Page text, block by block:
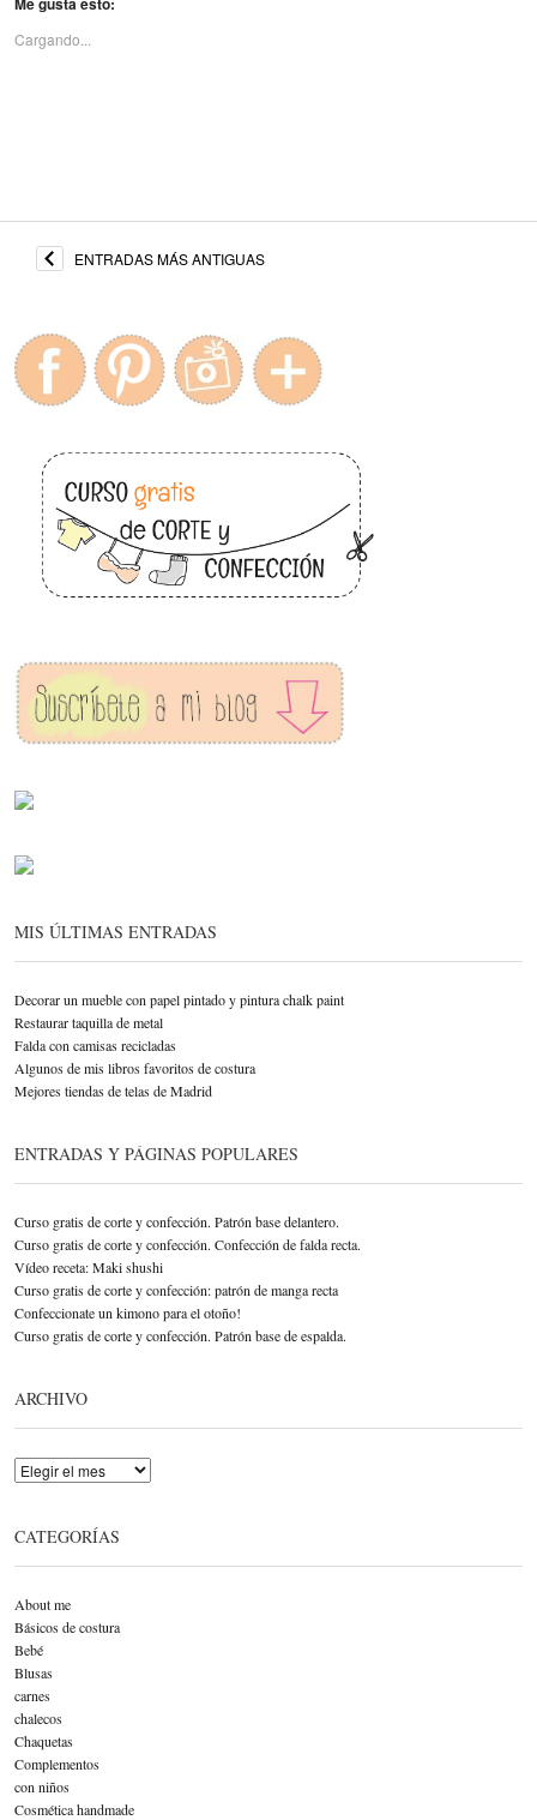
Cargando...
ENTRADAS MÁS ANTIGUAS
MIS ÚLTIMAS ENTRADAS
Decorar un mueble con papel pintado y pintura chalk paint
Restaurar taquilla de metal
Falda con camisas recicladas
Algunos de mis libros favoritos de costura
Mejores tiendas de telas de Madrid
ENTRADAS Y PÁGINAS POPULARES
Curso gratis de corte y confección. Patrón base delantero.
Curso gratis de corte y confección. Confección de falda recta.
Vídeo receta: Maki shushi
Curso gratis de corte y confección: patrón de manga recta
Confeccionate un kimono para el otoño!
Curso gratis de corte y confección. Patrón base de espalda.
ARCHIVO
Archivo
CATEGORÍAS
About me
Básicos de costura
Bebé
Blusas
carnes
chalecos
Chaquetas
Complementos
con niños
Cosmética handmade